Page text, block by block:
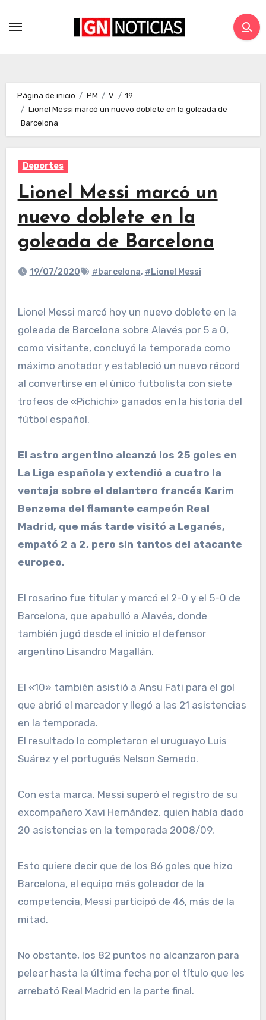
Página de inicio PM V
19
Lionel Messi marcó un nuevo doblete en la goleada de
Barcelona
Deportes
Lionel Messi marcó un
nuevo doblete en la
goleada de Barcelona
19/07/2020 #barcelona, #Lionel Messi
Lionel Messi marcó hoy un nuevo doblete en la
goleada de Barcelona sobre Alavés por 5 a 0,
como visitante, concluyó la temporada como
máximo anotador y estableció un nuevo récord
al convertirse en el único futbolista con siete
trofeos de «Pichichi» ganados en la historia del
fútbol español.
El astro argentino alcanzó los 25 goles en
La Liga española y extendió a cuatro la
ventaja sobre el delantero francés Karim
Benzema del flamante campeón Real
Madrid, que más tarde visitó a Leganés,
empató 2 a 2, pero sin tantos del atacante
europeo.
El rosarino fue titular y marcó el 2-0 y el 5-0 de
Barcelona, que apabulló a Alavés, donde
también jugó desde el inicio el defensor
argentino Lisandro Magallán.
El «10» también asistió a Ansu Fati para el gol
que abrió el marcador y llegó a las 21 asistencias
en la temporada.
El resultado lo completaron el uruguayo Luis
Suárez y el portugués Nelson Semedo.
Con esta marca, Messi superó el registro de su
excompañero Xavi Hernández, quien había dado
20 asistencias en la temporada 2008/09.
Esto quiere decir que de los 86 goles que hizo
Barcelona, el equipo más goleador de la
competencia, Messi participó de 46, más de la
mitad.
No obstante, los 82 puntos no alcanzaron para
pelear hasta la última fecha por el título que les
arrebató Real Madrid en la parte final.